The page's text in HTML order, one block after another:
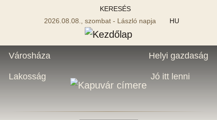
KERESÉS
2026.08.08., szombat - László napja
HU
Városháza
Lakosság
Helyi gazdaság
Jó itt lenni